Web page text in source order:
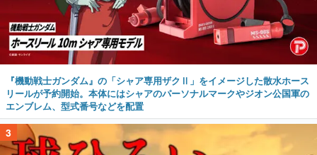
『機動戦士ガンダム』の「シャア専用ザクⅡ」をイメージした散水ホース
リールが予約開始。本体にはシャアのパーソナルマークやジオン公国軍の
エンブレム、型式番号などを配置
3